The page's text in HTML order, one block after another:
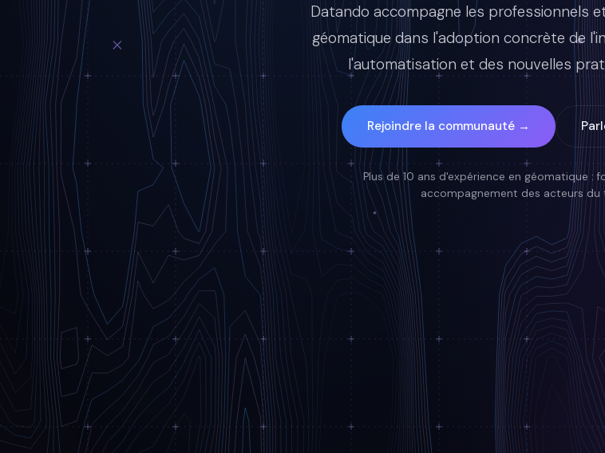
Datando accompagne les professionnels
géomatique dans l'adoption concrète de
l'automatisation et des nouvelles
Rejoindre la communauté →
Plus de 10 ans d'expérience en géomatique :
accompagnement des acteurs du